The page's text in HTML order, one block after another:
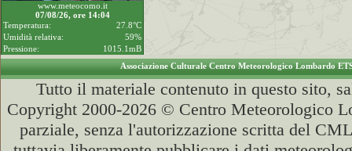
www.meteocomo.it
07/08/26, ore 14:04
Temperatura:
27.8°C
Umidità relativa:
59%
Pressione:
1015.1mB
Associazione Culturale Centro Meteorologico Lombardo
Tutto il materiale contenuto in questo sito,
Copyright 2000-2026 © Centro Meteorologico
parziale, senza l'autorizzazione scritta del